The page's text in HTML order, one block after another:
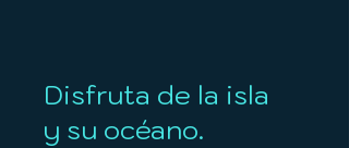
Disfruta de la isla
y su océano.